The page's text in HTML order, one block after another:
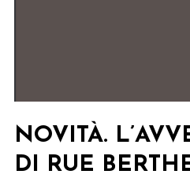
NOVITÀ.
DI RUE